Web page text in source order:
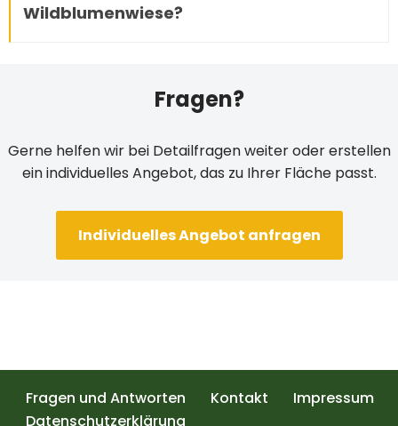
Wildblumenwiese?
Fragen?
Gerne helfen wir bei Detail­fra­gen weit­er oder erstellen
ein indi­vidu­elles Ange­bot, das zu Ihrer Fläche passt.
Indi­vidu­elles Ange­bot anfragen
Fragen und Antworten Kontakt
Impressum
Datenschutzerklärung